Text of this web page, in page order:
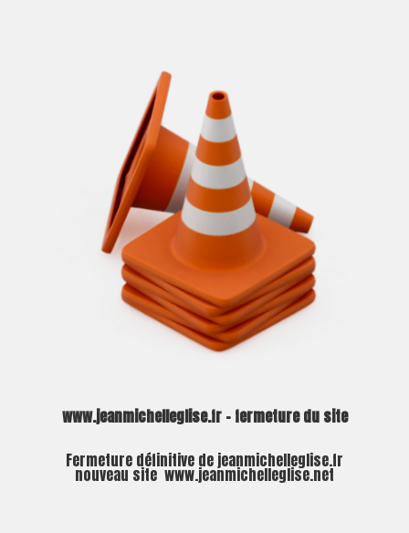
www.jeanmichelleglise.fr – fermeture du site
Fermeture définitive de jeanmichelleglise.fr
nouveau site www.jeanmichelleglise.net